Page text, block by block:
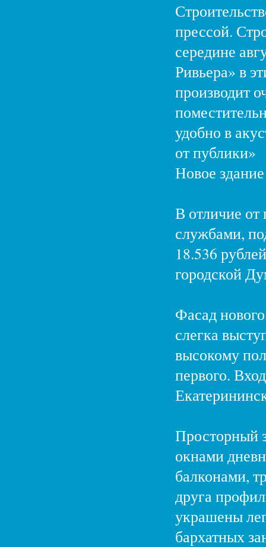
прессой.
середине
Ривьера» в
производит
удобно в
от публики»
Новое
В отличие
службами,
18.536
городской
Фасад
слегка
высокому
первого.
Просторный
окнами
балконами,
друга
украшены
бархатных